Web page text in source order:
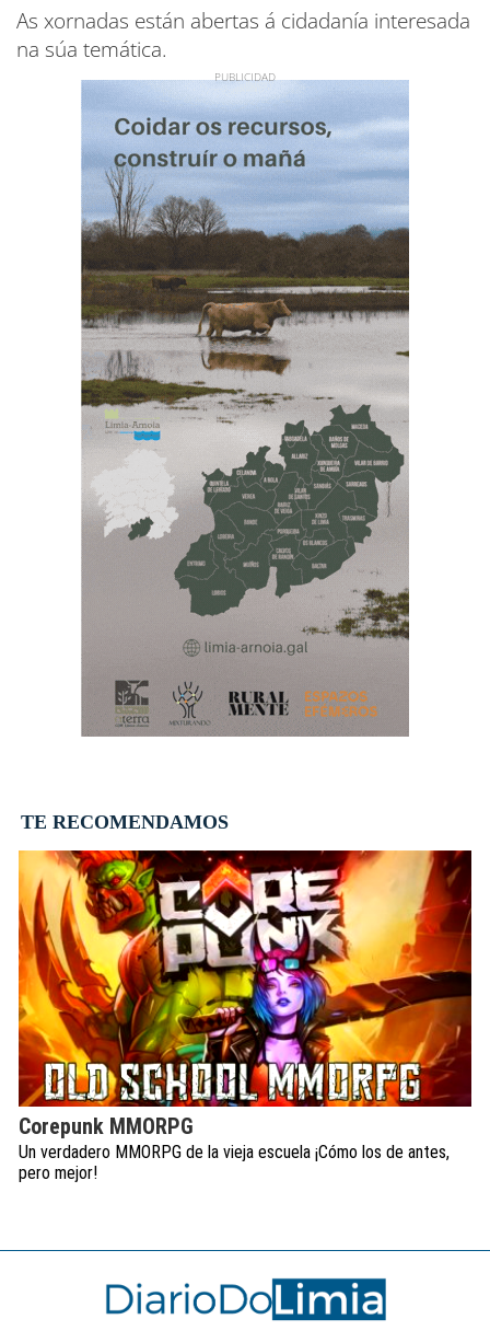
As xornadas están abertas á cidadanía interesada
na súa temática.
TE RECOMENDAMOS
Corepunk MMORPG
Un verdadero MMORPG de la vieja escuela ¡Cómo los de antes,
pero mejor!